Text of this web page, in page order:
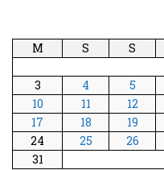
M
S S
3
4 5
10
11 12
17
18 19
24
25 26
31